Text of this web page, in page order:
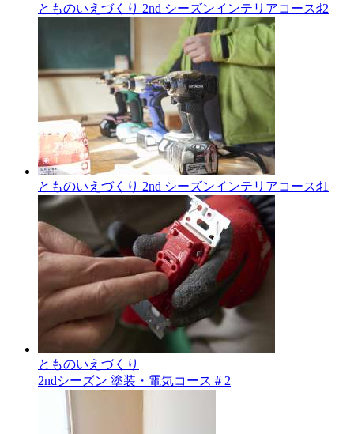
とものいえづくり 2nd シーズンインテリアコース♯2
とものいえづくり 2nd シーズンインテリアコース♯1
とものいえづくり
2ndシーズン 塗装・電気コース＃2